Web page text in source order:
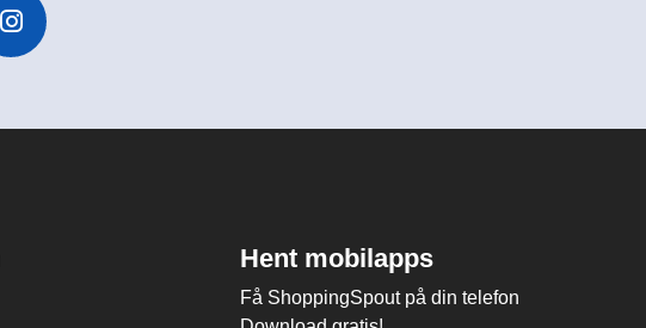
Hent mobilapps
Få ShoppingSpout på din telefon